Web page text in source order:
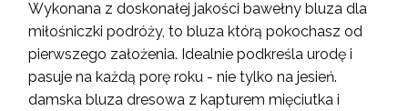
Wykonana z doskonałej jakości bawełny bluza dla
miłośniczki podróży, to bluza którą pokochasz od
pierwszego założenia. Idealnie podkreśla urodę i
pasuje na każdą porę roku - nie tylko na jesień.
damska bluza dresowa z kapturem mięciutka i